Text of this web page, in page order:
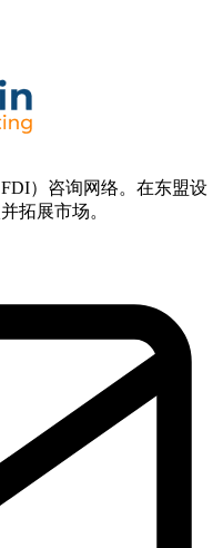
）咨询网络。在东盟设
拓展市场。